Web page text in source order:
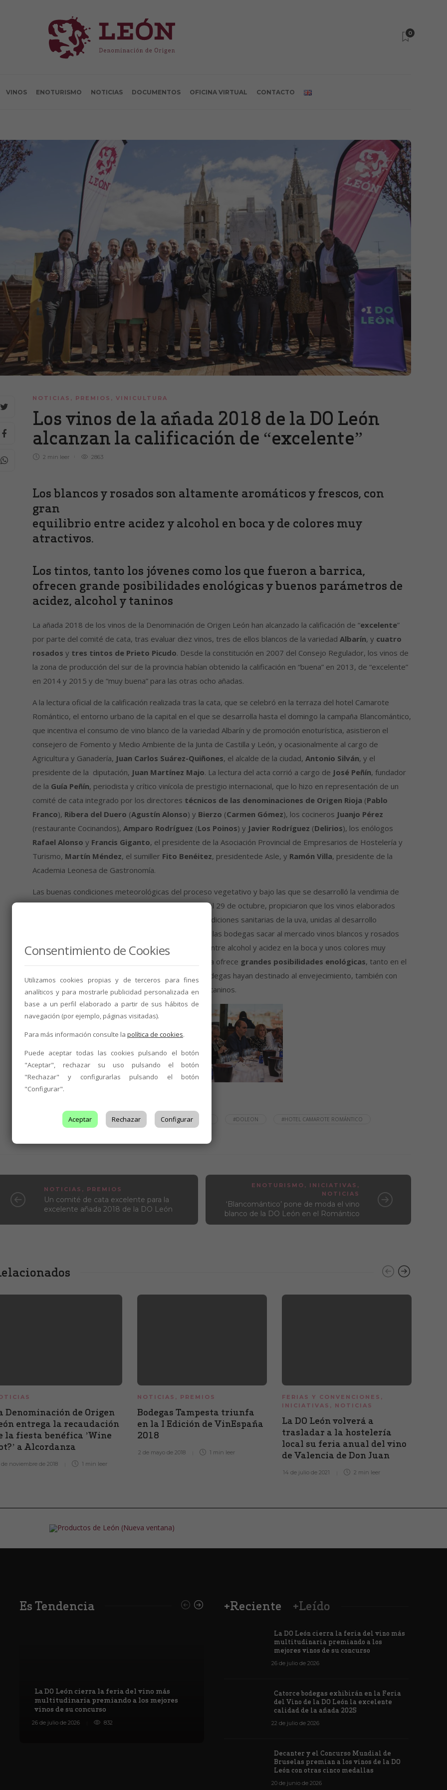
0
VINOS ENOTURISMO NOTICIAS DOCUMENTOS OFICINA VIRTUAL CONTACTO
NOTICIAS , PREMIOS , VINICULTURA
Los vinos de la añada 2018 de la DO León
alcanzan la calificación de “excelente”
2 min leer 2863
Los blancos y rosados son altamente aromáticos y frescos, con
gran
equilibrio entre acidez y alcohol en boca y de colores muy
atractivos.
Los tintos, tanto los jóvenes como los que fueron a barrica,
ofrecen grande posibilidades enológicas y buenos parámetros de
acidez, alcohol y taninos
La añada 2018 de los vinos de la Denominación de Origen León han alcanzado la calificación de “excelente”
por parte del comité de cata, tras evaluar diez vinos, tres de ellos blancos de la variedad Albarín, y cuatro
rosados y tres tintos de Prieto Picudo. Desde la constitución en 2007 del Consejo Regulador, los vinos de
la zona de producción del sur de la provincia habían obtenido la calificación en “buena” en 2013, de “excelente”
en 2014 y 2015 y de “muy buena” para las otras ocho añadas.
A la lectura oficial de la calificación realizada tras la cata, que se celebró en la terraza del hotel Camarote
Romántico, el entorno urbano de la capital en el que se desarrolla hasta el domingo la campaña Blancomántico,
que incentiva el consumo de vino blanco de la variedad Albarín y de promoción enoturística, asistieron el
consejero de Fomento y Medio Ambiente de la Junta de Castilla y León, y ocasionalmente al cargo de
Agricultura y Ganadería, Juan Carlos Suárez-Quiñones, el alcalde de la ciudad, Antonio Silván, y el
presidente de la diputación, Juan Martínez Majo. La lectura del acta corrió a cargo de José Peñín, fundador
de la Guía Peñín, periodista y crítico vinícola de prestigio internacional, que lo hizo en representación de un
comité de cata integrado por los directores técnicos de las denominaciones de Origen Rioja (Pablo
Franco), Ribera del Duero (Agustín Alonso) y Bierzo (Carmen Gómez), los cocineros Juanjo Pérez
(restaurante Cocinandos), Amparo Rodríguez (Los Poinos) y Javier Rodríguez (Delirios), los enólogos
Rafael Alonso y Francis Giganto, el presidente de la Asociación Provincial de Empresarios de Hostelería y
Turismo, Martín Méndez, el sumiller Fito Benéitez, presidentede Asle, y Ramón Villa, presidente de la
Academia Leonesa de Gastronomía.
Las buenas condiciones meteorológicas del proceso vegetativo y bajo las que se desarrolló la vendimia de
2018, que se inició el 18 de septiembre y concluyó el 29 de octubre, propiciaron que los vinos elaborados
sean de una altísima calidad. Las extraordinarias condiciones sanitarias de la uva, unidas al desarrollo
homogéneo del proceso de maduración, permiten a las bodegas sacar al mercado vinos blancos y rosados
muy aromáticos y frescos, con grandes equilibrios entre alcohol y acidez en la boca y unos colores muy
, la añada ofrece grandes posibilidades enológicas, tanto en el
caso de los vinos jóvenes como aquellos que las bodegas hayan destinado al envejecimiento, también con
extraordinarios parámetrosde alcohol, acidez y taninos.
##IDOLEON #ALBARÍN #AÑADA 2018 #DOLEON
#HOTEL CAMAROTE ROMÁNTICO
#PRIETO PICUDO
#WINE LOVERS
NOTICIAS , PREMIOS
Un comité de cata excelente para la
excelente añada 2018 de la DO León
ENOTURISMO , INICIATIVAS ,
NOTICIAS
‘Blancomántico’ pone de moda el vino
blanco de la DO León en el Romántico
Denominación de Origen
entrega la recaudación
la fiesta benéfica ’Wine
a Alcordanza
de noviembre de 2018 1 min leer
NOTICIAS , PREMIOS
Bodegas Tampesta triunfa
en la I Edición de VinEspaña
2018
2 de mayo de 2018 1 min leer
FERIAS Y CONVENCIONES ,
INICIATIVAS , NOTICIAS
La DO León volverá a
trasladar a la hostelería
local su feria anual del vino
de Valencia de Don Juan
14 de julio de 2021 2 min leer
Es Tendencia
La DO León cierra la feria del vino más
multitudinaria premiando a los mejores
vinos de su concurso
26 de julio de 2026 832
Vino de la DO León para León XIV
1171
+Reciente +Leído
La DO León cierra la feria del vino más
multitudinaria premiando a los
mejores vinos de su concurso
26 de julio de 2026
Catorce bodegas exhibirán en la Feria
del Vino de la DO León la excelente
calidad de la añada 2025
22 de julio de 2026
Decanter y el Concurso Mundial de
Bruselas premian a los vinos de la DO
León con otras cinco medallas
20 de junio de 2026
Consentimiento de Cookies
Utilizamos cookies propias y de terceros para fines
analíticos y para mostrarle publicidad personalizada en
base a un perfil elaborado a partir de sus hábitos de
navegación (por ejemplo, páginas visitadas).
Para más información consulte la política de cookies.
Puede aceptar todas las cookies pulsando el botón
"Aceptar", rechazar su uso pulsando el botón
"Rechazar" y configurarlas pulsando el botón
"Configurar".
Aceptar Rechazar Configurar